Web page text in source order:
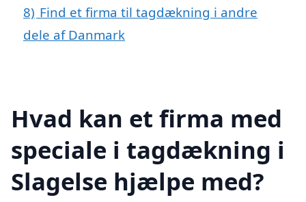
8) Find et firma til tagdækning i andre
dele af Danmark
Hvad kan et firma med
speciale i tagdækning i
Slagelse hjælpe med?